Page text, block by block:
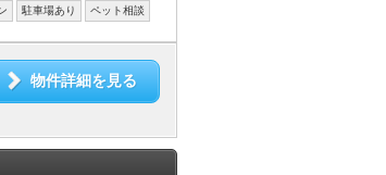
駐車場あり ペット相談
物件詳細を見る